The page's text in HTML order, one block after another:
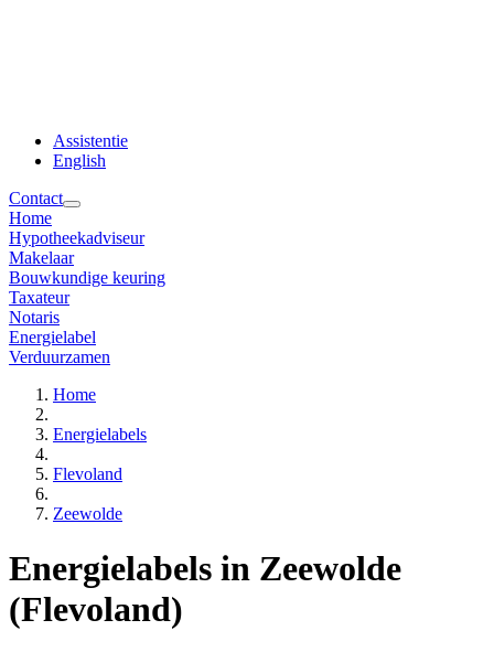
Assistentie
English
Contact
Home
Hypotheekadviseur
Makelaar
Bouwkundige keuring
Taxateur
Notaris
Energielabel
Verduurzamen
Home
Energielabels
Flevoland
Zeewolde
Energielabels in Zeewolde
(Flevoland)